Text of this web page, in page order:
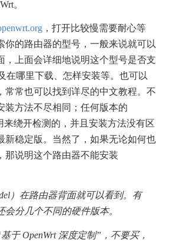
。
，打开比较慢需要耐心等
你的路由器的型号，一般来说就可以
，上面会详细地说明这个型号是否支
在哪里下载、怎样安装等。也可以
常常也可以找到详尽的中文教程。不
装方法不尽相同；任何版本的
来绕开检测的，并且安装方法没有区
新稳定版。当然了，如果无论如何也
那说明这个路由器不能安装
）在路由器背面就可以看到。有
会分几个不同的硬件版本。
于 OpenWrt 深度定制”，不要买，